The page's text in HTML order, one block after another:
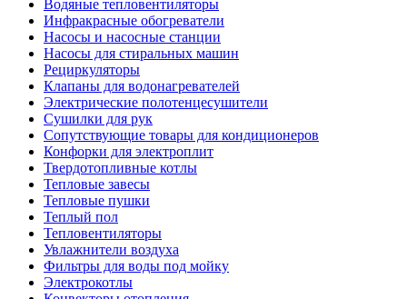
Водяные тепловентиляторы
Инфракрасные обогреватели
Насосы и насосные станции
Насосы для стиральных машин
Рециркуляторы
Клапаны для водонагревателей
Электрические полотенцесушители
Сушилки для рук
Сопутствующие товары для кондиционеров
Конфорки для электроплит
Твердотопливные котлы
Тепловые завесы
Тепловые пушки
Теплый пол
Тепловентиляторы
Увлажнители воздуха
Фильтры для воды под мойку
Электрокотлы